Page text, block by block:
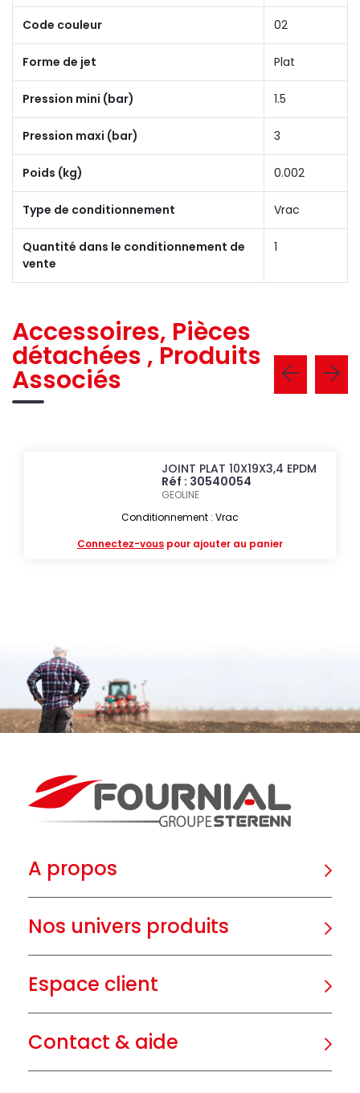
Code couleur 02
Forme de jet Plat
Pression mini (bar) 1.5
Pression maxi (bar) 3
Poids (kg) 0.002
Type de conditionnement Vrac
Quantité dans le conditionnement de
vente
1
Accessoires, Pièces
détachées , Produits
Associés
JOINT PLAT 10X19X3,4 EPDM
Réf : 30540054
GEOLINE
Conditionnement : Vrac
Connectez-vous pour ajouter au panier
A propos
Nos univers produits
Espace client
Contact & aide